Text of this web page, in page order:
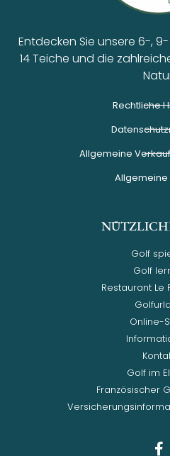
Entdecken Sie unsere 6-,
14 Teiche und die
Rechtliche
Allgemeine
Allgemeine
Golf
Golf
Restaurant Le
Online-
Golf im
Französischer